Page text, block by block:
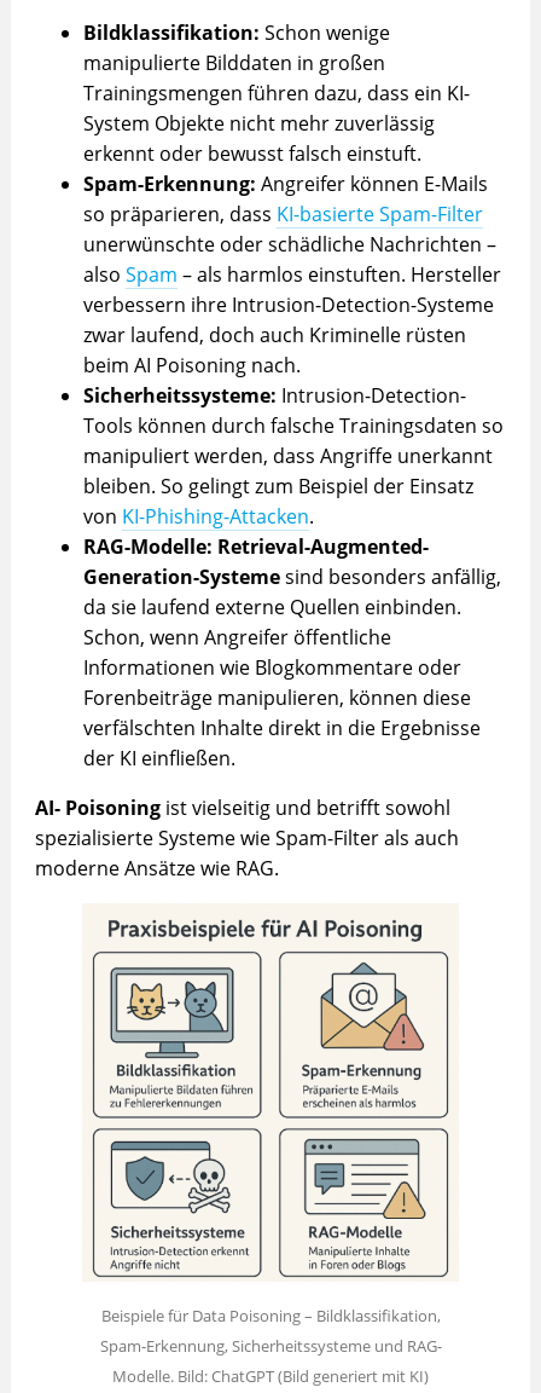
Bildklassifikation: Schon wenige
manipulierte Bilddaten in großen
Trainingsmengen führen dazu, dass ein KI-
System Objekte nicht mehr zuverlässig
erkennt oder bewusst falsch einstuft.
Spam-Erkennung: Angreifer können E-Mails
so präparieren, dass KI-basierte Spam-Filter
unerwünschte oder schädliche Nachrichten –
also Spam – als harmlos einstuften. Hersteller
verbessern ihre Intrusion-Detection-Systeme
zwar laufend, doch auch Kriminelle rüsten
beim AI Poisoning nach.
Sicherheitssysteme: Intrusion-Detection-
Tools können durch falsche Trainingsdaten so
manipuliert werden, dass Angriffe unerkannt
bleiben. So gelingt zum Beispiel der Einsatz
von KI-Phishing-Attacken.
RAG-Modelle: Retrieval-Augmented-
Generation-Systemesind besonders anfällig,
da sie laufend externe Quellen einbinden.
Schon, wenn Angreifer öffentliche
Informationen wie Blogkommentare oder
Forenbeiträge manipulieren, können diese
verfälschten Inhalte direkt in die Ergebnisse
der KI einfließen.
AI- Poisoning ist vielseitig und betrifft sowohl
spezialisierte Systeme wie Spam-Filter als auch
moderne Ansätze wie RAG.
Beispiele für Data Poisoning – Bildklassifikation,
Spam-Erkennung, Sicherheitssysteme und RAG-
Modelle. Bild: ChatGPT (Bild generiert mit KI)